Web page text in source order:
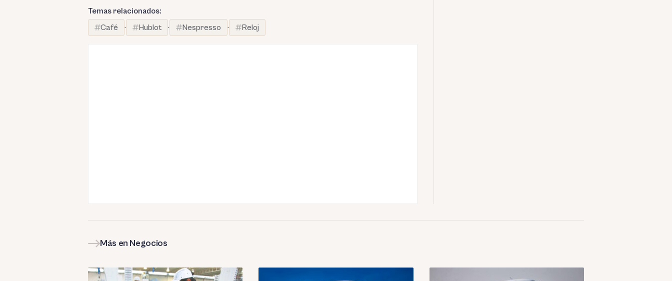
Temas relacionados:
Café
· Hublot · Nespresso · Reloj
Más en Negocios